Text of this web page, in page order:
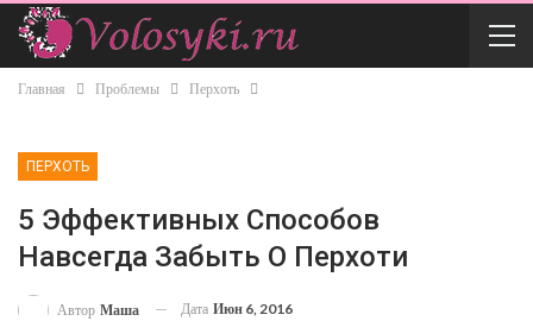
Главная Проблемы Перхоть
ПЕРХОТЬ
5 Эффективных Способов
Навсегда Забыть О Перхоти
Автор Маша Дата Июн 6, 2016